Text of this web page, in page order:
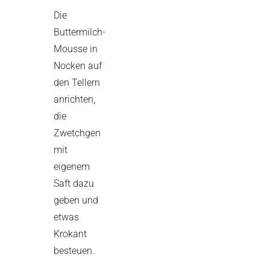
Die
Buttermilch-
Mousse in
Nocken auf
den Tellern
anrichten,
die
Zwetchgen
mit
eigenem
Saft dazu
geben und
etwas
Krokant
besteuen.